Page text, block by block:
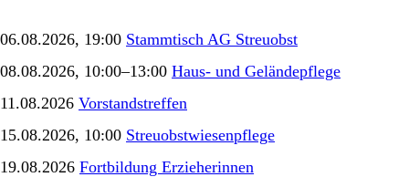
06.08.2026, 19:00 Stammtisch AG Streuobst
08.08.2026, 10:00–13:00 Haus- und Geländepflege
11.08.2026 Vorstandstreffen
15.08.2026, 10:00 Streuobstwiesenpflege
19.08.2026 Fortbildung Erzieherinnen